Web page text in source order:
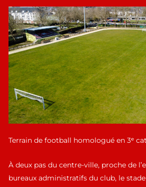
Terrain de football homologué en 3ᵉ
À deux pas du centre-ville, proche de
bureaux administratifs du club, le